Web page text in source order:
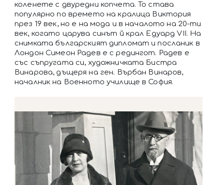
коленете с двуредни копчета. То става
популярно по времето на кралица Виктория
през 19 век, но е на мода и в началото на 20-ти
век, когато царува синът й крал Едуард VII. На
снимката българският дипломат и посланик в
Лондон Симеон Радев е с редингот. Радев е
със съпругата си, художничката Бистра
Винарова, дъщеря на ген. Върбан Винаров,
началник на Военното училище в София.